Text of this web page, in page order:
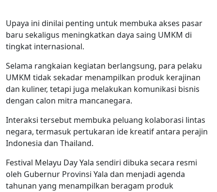
Upaya ini dinilai penting untuk membuka akses pasar
baru sekaligus meningkatkan daya saing UMKM di
tingkat internasional.
Selama rangkaian kegiatan berlangsung, para pelaku
UMKM tidak sekadar menampilkan produk kerajinan
dan kuliner, tetapi juga melakukan komunikasi bisnis
dengan calon mitra mancanegara.
Interaksi tersebut membuka peluang kolaborasi lintas
negara, termasuk pertukaran ide kreatif antara perajin
Indonesia dan Thailand.
Festival Melayu Day Yala sendiri dibuka secara resmi
oleh Gubernur Provinsi Yala dan menjadi agenda
tahunan yang menampilkan beragam produk